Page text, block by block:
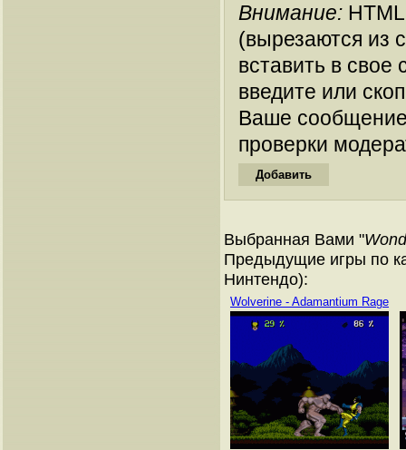
Внимание:
(вырезаются из
вставить в
введите или
Ваше
проверки
Выбранная Вами "
Предыдущие игры по
Нинтендо):
Wolverine - Adamantium Rage